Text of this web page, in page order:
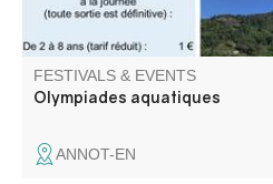
FESTIVALS & EVENTS
Olympiades aquatiques
ANNOT-EN